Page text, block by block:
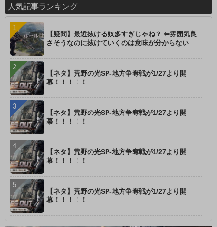
人気記事ランキング
【疑問】最近抜ける奴多すぎじゃね？ ⇐雰囲気良
さそうなのに抜けていくのは意味が分からない
【ネタ】荒野の光SP-地方争奪戦が1/27より開
幕！！！！！
【ネタ】荒野の光SP-地方争奪戦が1/27より開
幕！！！！！
【ネタ】荒野の光SP-地方争奪戦が1/27より開
幕！！！！！
【ネタ】荒野の光SP-地方争奪戦が1/27より開
幕！！！！！